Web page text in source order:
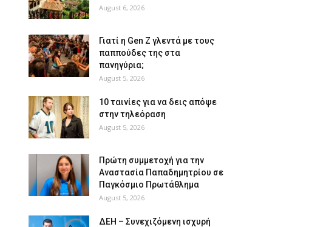
August 6, 2026
Γιατί η Gen Z γλεντά με τους
παππούδες της στα
πανηγύρια;
August 5, 2026
10 ταινίες για να δεις απόψε
στην τηλεόραση
August 5, 2026
Πρώτη συμμετοχή για την
Αναστασία Παπαδημητρίου σε
Παγκόσμιο Πρωτάθλημα
August 5, 2026
ΔΕΗ – Συνεχιζόμενη ισχυρή